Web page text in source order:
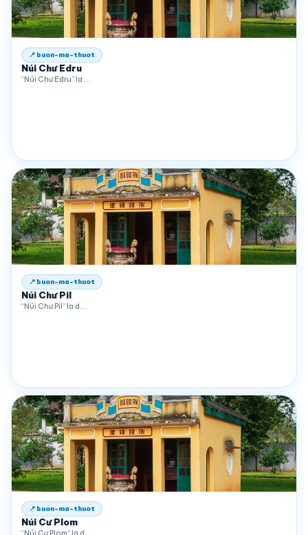
📍 buon-ma-thuot
Núi Chư Edru
“Núi Chư Edru” la …
📍 buon-ma-thuot
Núi Chư Pil
“Núi Chư Pil” la d…
📍 buon-ma-thuot
Núi Cư Plom
“Núi Cư Plom” la d…